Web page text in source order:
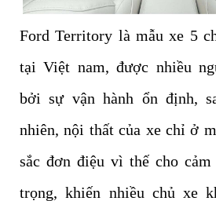
Ford Territory là mẫu xe 5
tại Việt nam, được nhiều
bởi sự vận hành ổn định,
nhiên, nội thất của xe chỉ ở
sắc đơn điệu vì thế cho cảm
trọng, khiến nhiều chủ xe